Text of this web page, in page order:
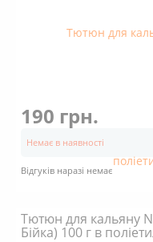
190 грн.
Немає в наявності
Відгуків наразі немає
Тютюн для кальяну
Бійка) 100 г в